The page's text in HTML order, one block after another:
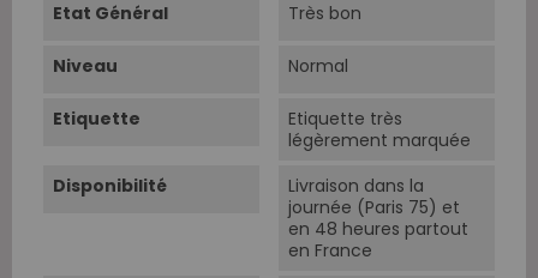
Etat Général
Très bon
Niveau Normal
Etiquette
Etiquette très
légèrement marquée
Disponibilité
Livraison dans la
journée (Paris 75) et
en 48 heures partout
en France